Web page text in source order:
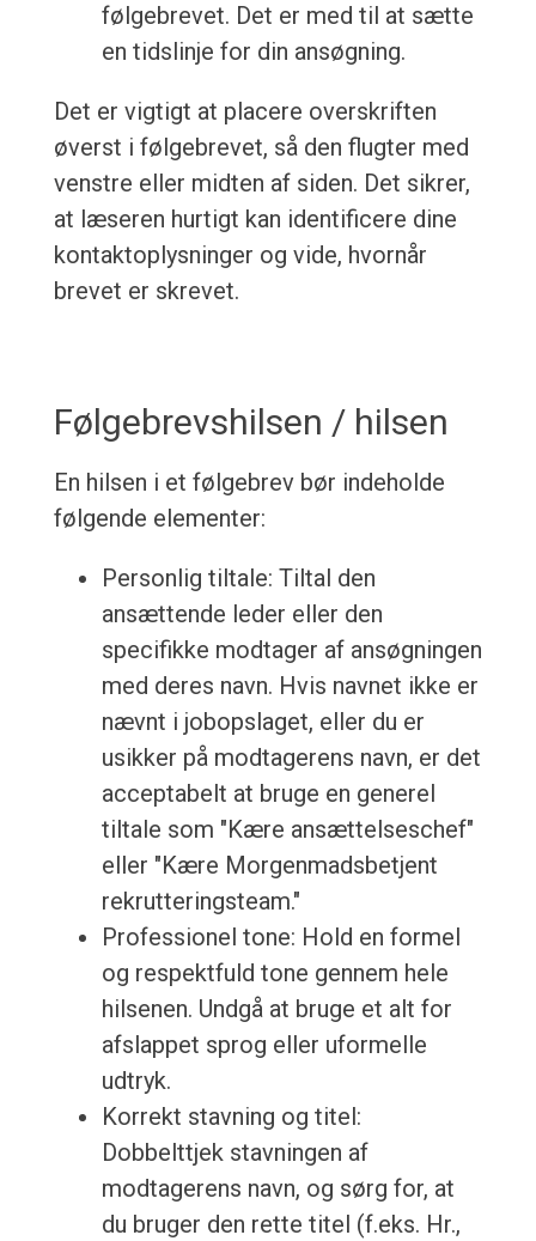
følgebrevet. Det er med til at sætte
en tidslinje for din ansøgning.
Det er vigtigt at placere overskriften
øverst i følgebrevet, så den flugter med
venstre eller midten af siden. Det sikrer,
at læseren hurtigt kan identificere dine
kontaktoplysninger og vide, hvornår
brevet er skrevet.
Følgebrevshilsen / hilsen
En hilsen i et følgebrev bør indeholde
følgende elementer:
Personlig tiltale: Tiltal den
ansættende leder eller den
specifikke modtager af ansøgningen
med deres navn. Hvis navnet ikke er
nævnt i jobopslaget, eller du er
usikker på modtagerens navn, er det
acceptabelt at bruge en generel
tiltale som "Kære ansættelseschef"
eller "Kære Morgenmadsbetjent
rekrutteringsteam."
Professionel tone: Hold en formel
og respektfuld tone gennem hele
hilsenen. Undgå at bruge et alt for
afslappet sprog eller uformelle
udtryk.
Korrekt stavning og titel:
Dobbelttjek stavningen af
modtagerens navn, og sørg for, at
du bruger den rette titel (f.eks. Hr.,